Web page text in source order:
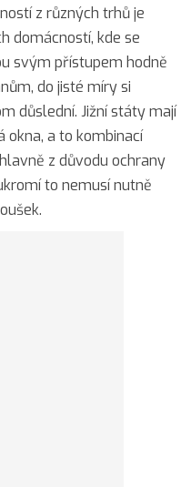
z různých trhů je
domácností, kde se
svým přístupem hodně
do jisté míry si
důslední. Jižní státy mají
okna, a to kombinací
z důvodu ochrany
to nemusí nutně